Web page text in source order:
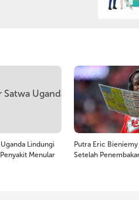
Lindungi
Menular
Putra Eric
Setelah